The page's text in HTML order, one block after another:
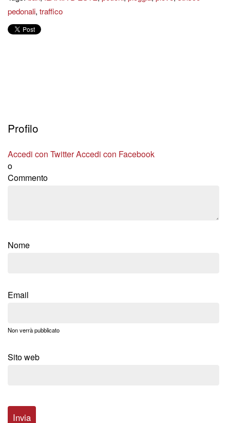
pedonali, traffico
Profilo
Accedi con TwitterAccedi con Facebook
o
Commento
Nome
Email
Non verrà pubblicato
Sito web